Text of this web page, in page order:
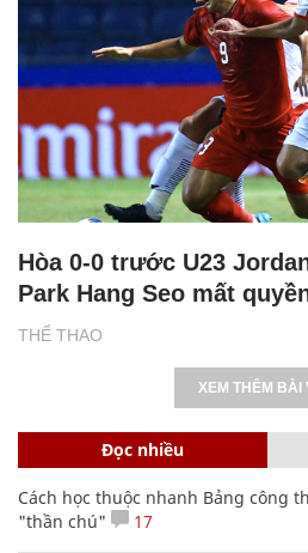
THỂ THAO
Hòa 0-0 trước U23
Park Hang Seo mất
XEM THÊM BÀI
Đọc nhiều
Cách học thuộc nhanh Bảng công
"thần chú"
17